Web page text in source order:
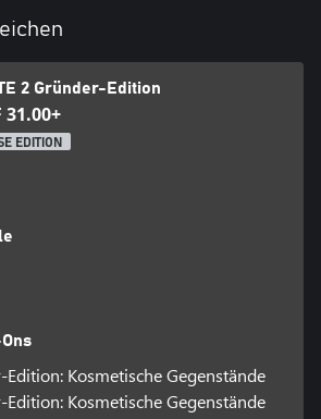
2 Gründer-Edition
31.00+
EDITION
Edition: Kosmetische Gegenstände
Edition: Kosmetische Gegenstände